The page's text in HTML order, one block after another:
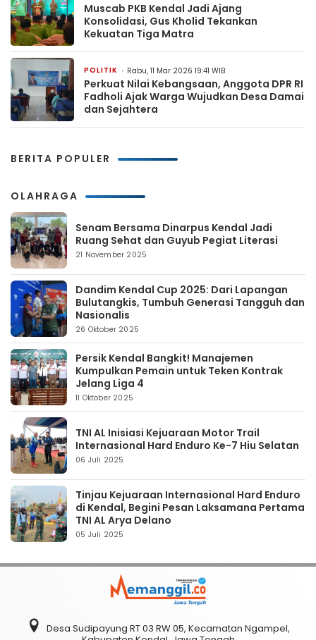
Muscab PKB Kendal Jadi Ajang
Konsolidasi, Gus Kholid Tekankan
Kekuatan Tiga Matra
POLITIK Rabu, 11 Mar 2026 19:41 WIB
Perkuat Nilai Kebangsaan, Anggota DPR RI
Fadholi Ajak Warga Wujudkan Desa Damai
dan Sejahtera
BERITA POPULER
OLAHRAGA
Senam Bersama Dinarpus Kendal Jadi
Ruang Sehat dan Guyub Pegiat Literasi
21 November 2025
Dandim Kendal Cup 2025: Dari Lapangan
Bulutangkis, Tumbuh Generasi Tangguh dan
Nasionalis
26 Oktober 2025
Persik Kendal Bangkit! Manajemen
Kumpulkan Pemain untuk Teken Kontrak
Jelang Liga 4
11 Oktober 2025
TNI AL Inisiasi Kejuaraan Motor Trail
Internasional Hard Enduro Ke-7 Hiu Selatan
06 Juli 2025
Tinjau Kejuaraan Internasional Hard Enduro
di Kendal, Begini Pesan Laksamana Pertama
TNI AL Arya Delano
05 Juli 2025
Desa Sudipayung RT 03 RW 05, Kecamatan Ngampel,